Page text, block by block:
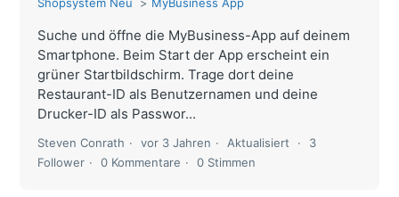
Suche und öffne die MyBusiness-App auf deinem
Smartphone. Beim Start der App erscheint ein
grüner Startbildschirm. Trage dort deine
Restaurant-ID als Benutzernamen und deine
Drucker-ID als Passwor...
Steven Conrath vor 3 Jahren Aktualisiert
3
Follower
0 Kommentare 0 Stimmen